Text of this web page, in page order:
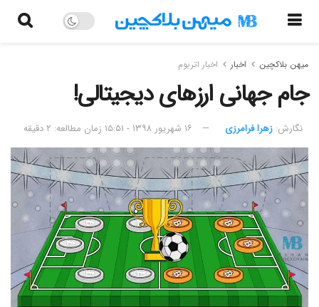
میهن بلاکچین اخبار اخبار اتریوم
جام جهانی ارزهای دیجیتالی!
نگارش:‌ زهرا فرامرزی ۱۶ شهریور ۱۳۹۸ - ۱۵:۵۱ زمان مطالعه: ۲ دقیقه